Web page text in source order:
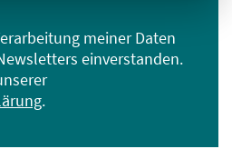
meiner Daten
einverstanden.
.